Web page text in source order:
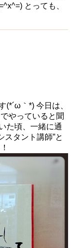
とっても、
(*´ω｀*) 今日は、
やっていると聞
た頃、一緒に通
スタント講師”と